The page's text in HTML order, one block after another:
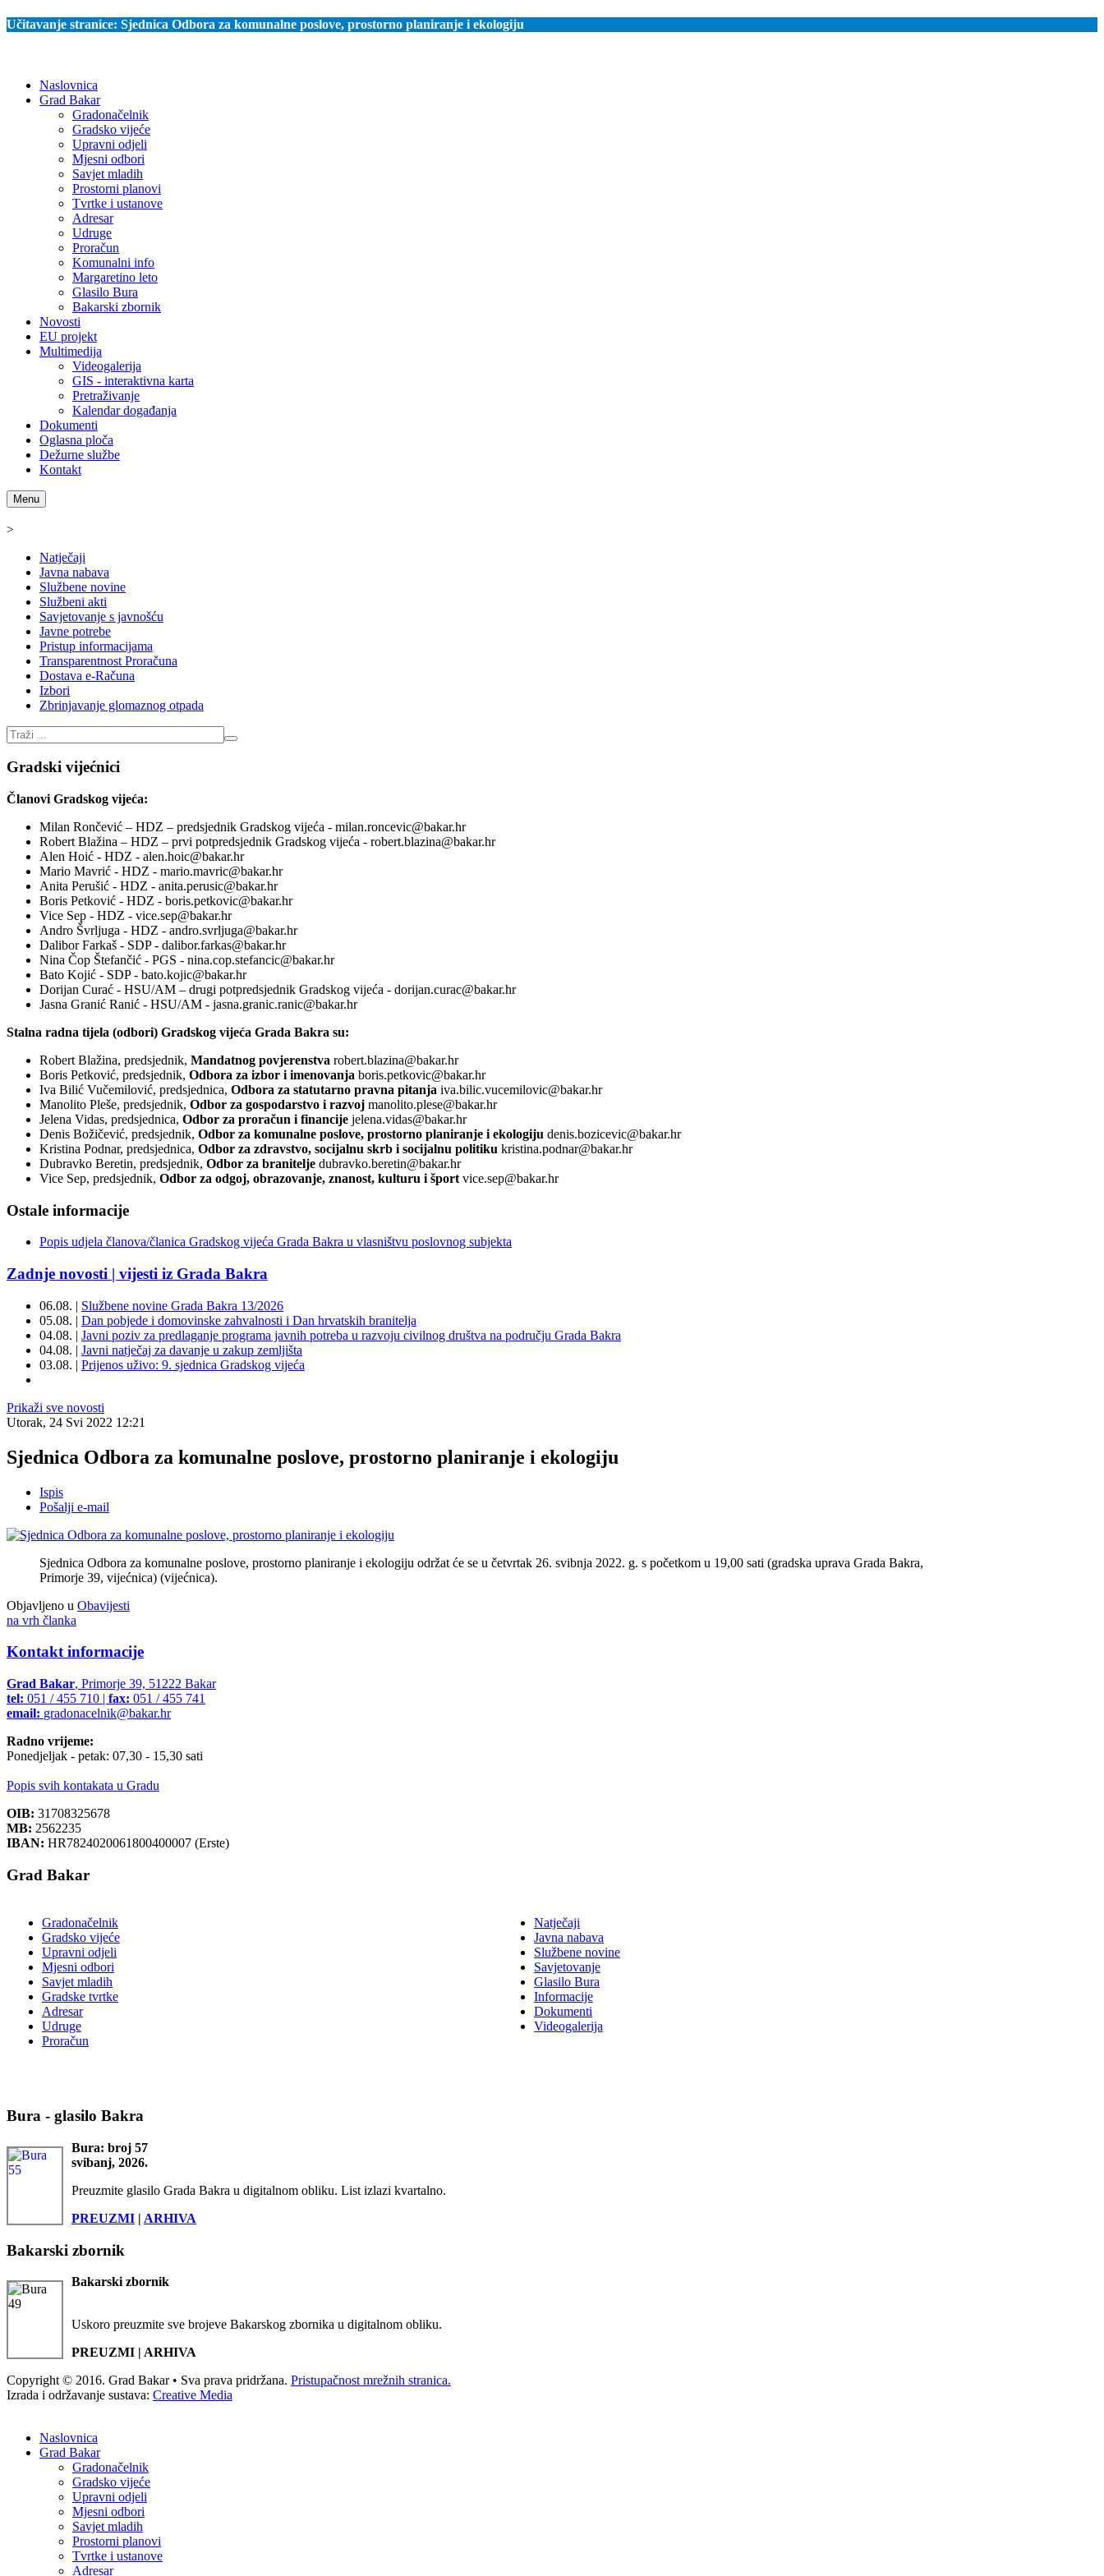
Učitavanje stranice: Sjednica Odbora za komunalne poslove, prostorno planiranje i ekologiju
Naslovnica
Grad Bakar
Gradonačelnik
Gradsko vijeće
Upravni odjeli
Mjesni odbori
Savjet mladih
Prostorni planovi
Tvrtke i ustanove
Adresar
Udruge
Proračun
Komunalni info
Margaretino leto
Glasilo Bura
Bakarski zbornik
Novosti
EU projekt
Multimedija
Videogalerija
GIS - interaktivna karta
Pretraživanje
Kalendar događanja
Dokumenti
Oglasna ploča
Dežurne službe
Kontakt
Menu
>
Natječaji
Javna nabava
Službene novine
Službeni akti
Savjetovanje s javnošću
Javne potrebe
Pristup informacijama
Transparentnost Proračuna
Dostava e-Računa
Izbori
Zbrinjavanje glomaznog otpada
Gradski vijećnici
Članovi Gradskog vijeća:
Milan Rončević – HDZ – predsjednik Gradskog vijeća - milan.roncevic@bakar.hr
Robert Blažina – HDZ – prvi potpredsjednik Gradskog vijeća - robert.blazina@bakar.hr
Alen Hoić - HDZ - alen.hoic@bakar.hr
Mario Mavrić - HDZ - mario.mavric@bakar.hr
Anita Perušić - HDZ - anita.perusic@bakar.hr
Boris Petković - HDZ - boris.petkovic@bakar.hr
Vice Sep - HDZ - vice.sep@bakar.hr
Andro Švrljuga - HDZ - andro.svrljuga@bakar.hr
Dalibor Farkaš - SDP - dalibor.farkas@bakar.hr
Nina Čop Štefančić - PGS - nina.cop.stefancic@bakar.hr
Bato Kojić - SDP - bato.kojic@bakar.hr
Dorijan Curać - HSU/AM – drugi potpredsjednik Gradskog vijeća - dorijan.curac@bakar.hr
Jasna Granić Ranić - HSU/AM - jasna.granic.ranic@bakar.hr
Stalna radna tijela (odbori) Gradskog vijeća Grada Bakra su:
Robert Blažina, predsjednik, Mandatnog povjerenstva robert.blazina@bakar.hr
Boris Petković, predsjednik, Odbora za izbor i imenovanja boris.petkovic@bakar.hr
Iva Bilić Vučemilović, predsjednica, Odbora za statutarno pravna pitanja iva.bilic.vucemilovic@bakar.hr
Manolito Pleše, predsjednik, Odbor za gospodarstvo i razvoj manolito.plese@bakar.hr
Jelena Vidas, predsjednica, Odbor za proračun i financije jelena.vidas@bakar.hr
Denis Božičević, predsjednik, Odbor za komunalne poslove, prostorno planiranje i ekologiju denis.bozicevic@bakar.hr
Kristina Podnar, predsjednica, Odbor za zdravstvo, socijalnu skrb i socijalnu politiku kristina.podnar@bakar.hr
Dubravko Beretin, predsjednik, Odbor za branitelje dubravko.beretin@bakar.hr
Vice Sep, predsjednik, Odbor za odgoj, obrazovanje, znanost, kulturu i šport vice.sep@bakar.hr
Ostale informacije
Popis udjela članova/članica Gradskog vijeća Grada Bakra u vlasništvu poslovnog subjekta
Zadnje novosti | vijesti iz Grada Bakra
06.08. | Službene novine Grada Bakra 13/2026
05.08. | Dan pobjede i domovinske zahvalnosti i Dan hrvatskih branitelja
04.08. | Javni poziv za predlaganje programa javnih potreba u razvoju civilnog društva na području Grada Bakra
04.08. | Javni natječaj za davanje u zakup zemljišta
03.08. | Prijenos uživo: 9. sjednica Gradskog vijeća
Prikaži sve novosti
Utorak, 24 Svi 2022 12:21
Sjednica Odbora za komunalne poslove, prostorno planiranje i ekologiju
Ispis
Pošalji e-mail
Sjednica Odbora za komunalne poslove, prostorno planiranje i ekologiju održat će se u četvrtak 26. svibnja 2022. g. s početkom u 19,00 sati (gradska uprava Grada Bakra,
Primorje 39, vijećnica) (vijećnica).
Objavljeno u Obavijesti
na vrh članka
Kontakt informacije
Grad Bakar, Primorje 39, 51222 Bakar
tel: 051 / 455 710 | fax: 051 / 455 741
email: gradonacelnik@bakar.hr
Radno vrijeme:
Ponedjeljak - petak: 07,30 - 15,30 sati
Popis svih kontakata u Gradu
OIB: 31708325678
MB: 2562235
IBAN: HR7824020061800400007 (Erste)
Grad Bakar
Gradonačelnik
Gradsko vijeće
Upravni odjeli
Mjesni odbori
Savjet mladih
Gradske tvrtke
Adresar
Udruge
Proračun
Natječaji
Javna nabava
Službene novine
Savjetovanje
Glasilo Bura
Informacije
Dokumenti
Videogalerija
Bura - glasilo Bakra
Bura: broj 57
svibanj, 2026.
Preuzmite glasilo Grada Bakra u digitalnom obliku. List izlazi kvartalno.
PREUZMI | ARHIVA
Bakarski zbornik
Bakarski zbornik
Uskoro preuzmite sve brojeve Bakarskog zbornika u digitalnom obliku.
PREUZMI | ARHIVA
Copyright © 2016. Grad Bakar • Sva prava pridržana. Pristupačnost mrežnih stranica.
Izrada i održavanje sustava: Creative Media
Naslovnica
Grad Bakar
Gradonačelnik
Gradsko vijeće
Upravni odjeli
Mjesni odbori
Savjet mladih
Prostorni planovi
Tvrtke i ustanove
Adresar